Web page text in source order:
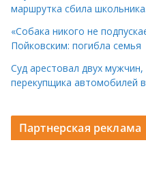
маршрутка сбила школьника.
«Собака никого не
Пойковским: погибла семья
Суд арестовал двух
перекупщика автомобилей
Партнерская реклама